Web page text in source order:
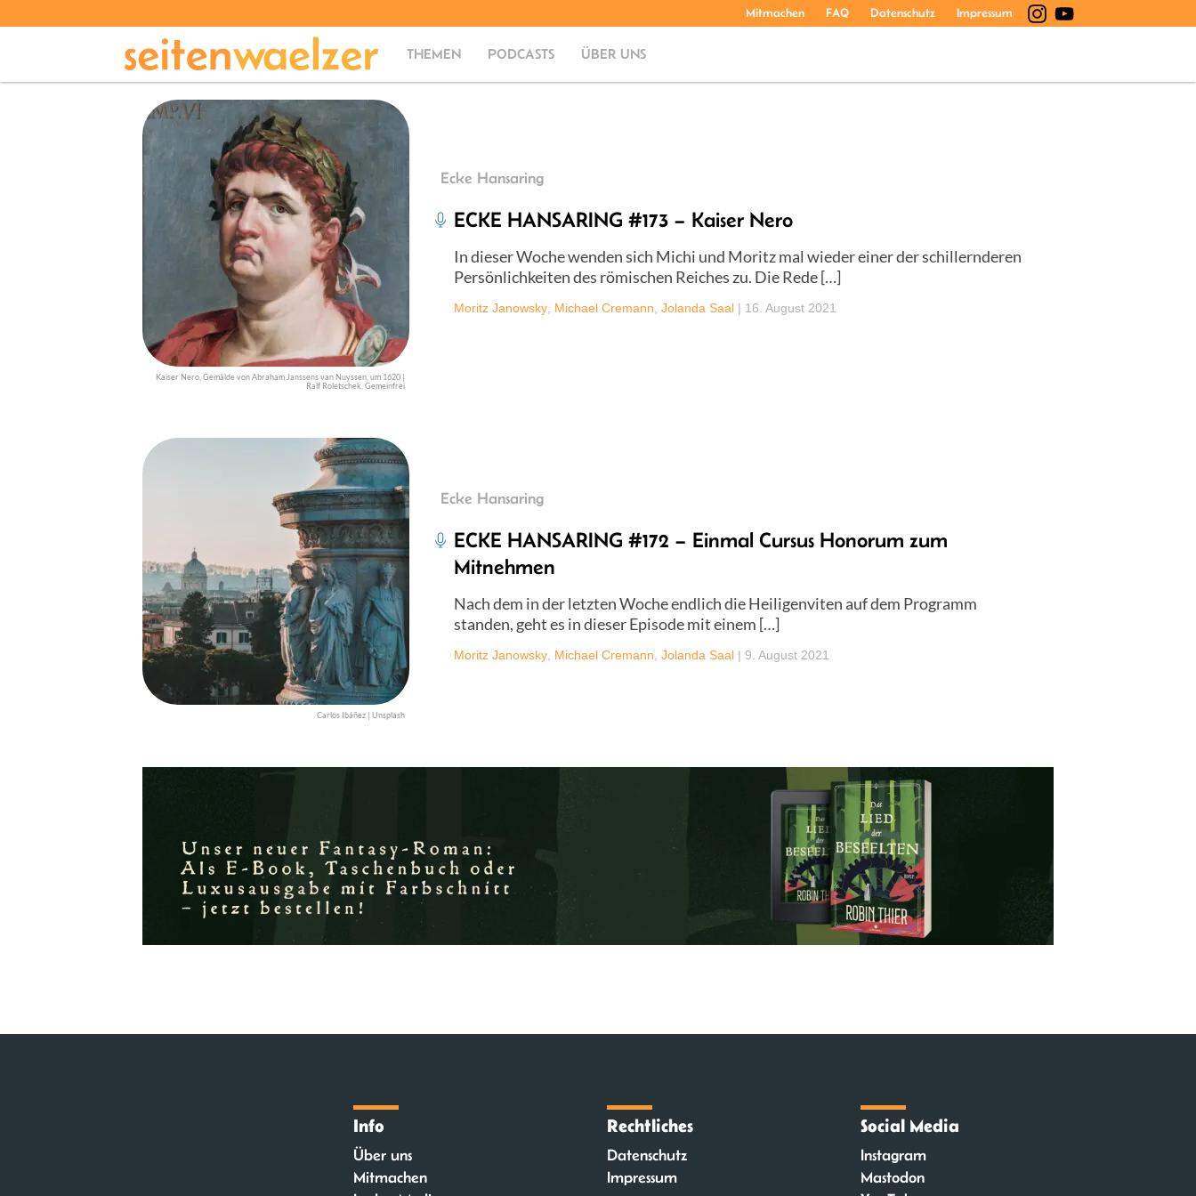
Mitmachen FAQ Datenschutz Impressum
THEMEN PODCASTS ÜBER UNS
Kaiser Nero, Gemälde von Abraham Janssens van Nuyssen, um 1620 |
Ralf Roletschek, Gemeinfrei
Ecke Hansaring
ECKE HANSARING #173 – Kaiser Nero
In dieser Woche wenden sich Michi und Moritz mal wieder einer der schillernderen
Persönlichkeiten des römischen Reiches zu. Die Rede […]
Moritz Janowsky Michael Cremann Jolanda Saal | 16. August 2021
Carlos Ibáñez | Unsplash
Ecke Hansaring
ECKE HANSARING #172 – Einmal Cursus Honorum zum
Mitnehmen
Nach dem in der letzten Woche endlich die Heiligenviten auf dem Programm
standen, geht es in dieser Episode mit einem […]
Moritz Janowsky Michael Cremann Jolanda Saal | 9. August 2021
Info
Über uns
Mitmachen
Rechtliches
Datenschutz
Impressum
Social Media
Instagram
Mastodon